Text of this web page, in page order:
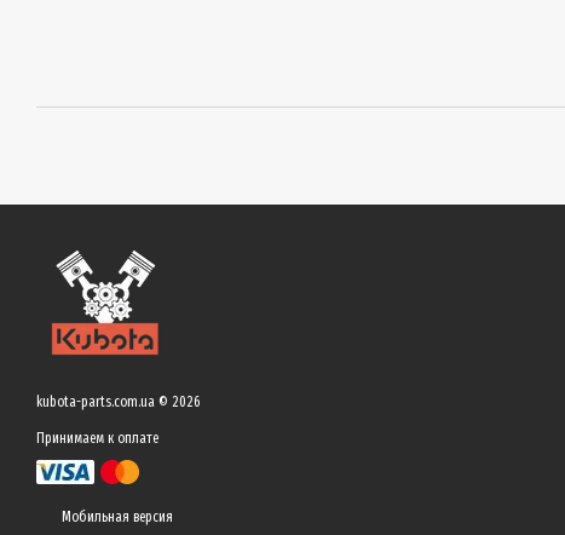
kubota-parts.com.ua © 2026
Принимаем к оплате
Мобильная версия